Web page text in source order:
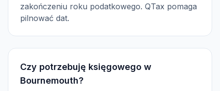
zakończeniu roku podatkowego. QTax pomaga
pilnować dat.
Czy potrzebuję księgowego w
Bournemouth?